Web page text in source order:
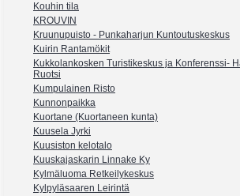
Kouhin tila
KROUVIN
Kruunupuisto - Punkaharjun Kuntoutuskeskus
Kuirin Rantamökit
Kukkolankosken Turistikeskus ja Konferenssi-
Ruotsi
Kumpulainen Risto
Kunnonpaikka
Kuortane (Kuortaneen kunta)
Kuusela Jyrki
Kuusiston kelotalo
Kuuskajaskarin Linnake Ky
Kylmäluoma Retkeilykeskus
Kylpyläsaaren Leirintä